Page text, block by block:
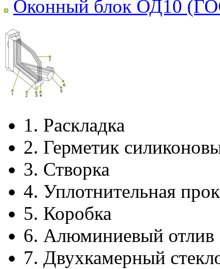
Оконный блок ОД10
1. Раскладка
2. Герметик
3. Створка
4. Уплотнительная
5. Коробка
6. Алюминиевый отлив
7. Двухкамерный